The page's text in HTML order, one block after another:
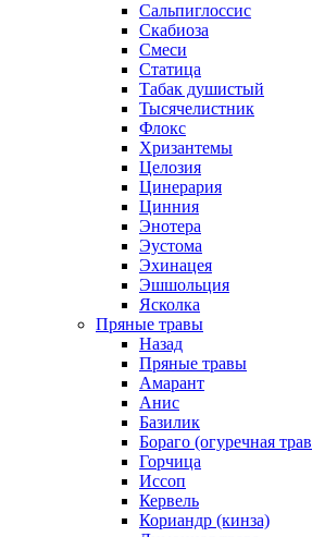
Сальпиглоссис
Скабиоза
Смеси
Статица
Табак душистый
Тысячелистник
Флокс
Хризантемы
Целозия
Цинерария
Цинния
Энотера
Эустома
Эхинацея
Эшшольция
Ясколка
Пряные травы
Назад
Пряные травы
Амарант
Анис
Базилик
Бораго (огуречная
Горчица
Иссоп
Кервель
Кориандр (кинза)